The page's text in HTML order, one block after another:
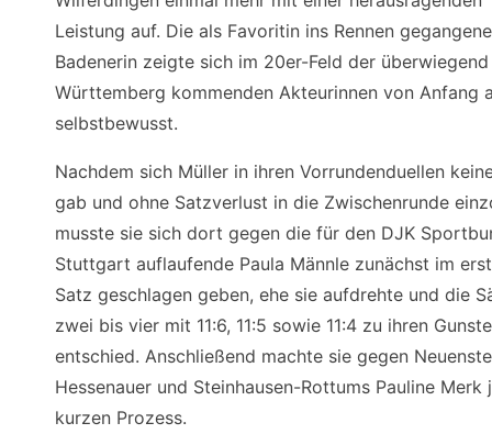
Leistung auf. Die als Favoritin ins Rennen gegangene
Badenerin zeigte sich im 20er-Feld der überwiegend
Württemberg kommenden Akteurinnen von Anfang
selbstbewusst.
Nachdem sich Müller in ihren Vorrundenduellen
gab und ohne Satzverlust in die Zwischenrunde
musste sie sich dort gegen die für den DJK
Stuttgart auflaufende Paula Männle zunächst im
Satz geschlagen geben, ehe sie aufdrehte und die
zwei bis vier mit 11:6, 11:5 sowie 11:4 zu ihren
entschied. Anschließend machte sie gegen
Hessenauer und Steinhausen-Rottums Pauline Merk
kurzen Prozess.